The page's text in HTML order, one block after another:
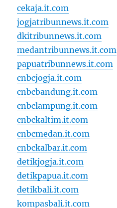
cekaja.it.com
jogjatribunnews.it.com
dkitribunnews.it.com
medantribunnews.it.com
papuatribunnews.it.com
cnbcjogja.it.com
cnbcbandung.it.com
cnbclampung.it.com
cnbckaltim.it.com
cnbcmedan.it.com
cnbckalbar.it.com
detikjogja.it.com
detikpapua.it.com
detikbali.it.com
kompasbali.it.com